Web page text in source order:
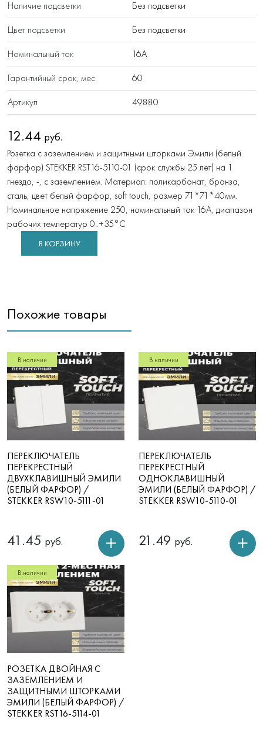
Наличие подсветки Без подсветки
Цвет подсветки Без подсветки
Номинальный ток 16А
Гарантийный срок, мес. 60
Артикул 49880
12.44 руб.
Розетка с заземлением и защитными шторками Эмили (белый
фарфор) STEKKER RST16-5110-01 (срок службы 25 лет) на 1
гнездо, -, с заземлением. Материал: поликарбонат, бронза,
сталь, цвет белый фарфор, soft touch, размер 71*71*40мм.
Номинальное напряжение 250, номинальный ток 16А, диапазон
рабочих температур 0..+35°C
В КОРЗИНУ
Похожие товары
В наличии
ПЕРЕКЛЮЧАТЕЛЬ
ПЕРЕКРЕСТНЫЙ
ДВУХКЛАВИШНЫЙ ЭМИЛИ
(БЕЛЫЙ ФАРФОР) /
STEKKER RSW10-5111-01
41.45 руб.
В наличии
ПЕРЕКЛЮЧАТЕЛЬ
ПЕРЕКРЕСТНЫЙ
ОДНОКЛАВИШНЫЙ
ЭМИЛИ (БЕЛЫЙ ФАРФОР) /
STEKKER RSW10-5110-01
21.49 руб.
В наличии
РОЗЕТКА ДВОЙНАЯ С
ЗАЗЕМЛЕНИЕМ И
ЗАЩИТНЫМИ ШТОРКАМИ
ЭМИЛИ (БЕЛЫЙ ФАРФОР) /
STEKKER RST16-5114-01